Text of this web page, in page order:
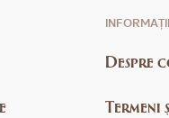
INFORMAȚII
Despre
Termeni